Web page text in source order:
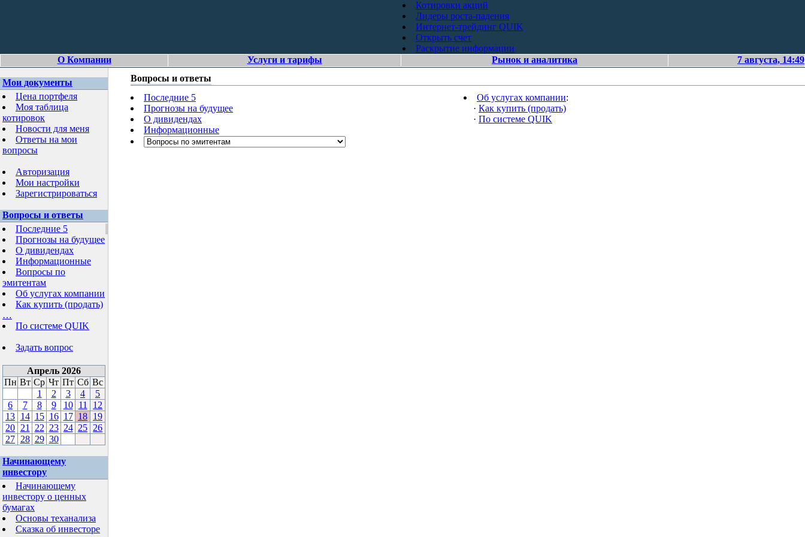
Котировки акций
Лидеры роста-падения
Интернет-трейдинг QUIK
Открыть счет
Раскрытие информации
О Компании
Услуги и тарифы Рынок и аналитика 7 августа, 14:49
Мои документы
Цена портфеля
Моя таблица
котировок
Новости для меня
Ответы на мои
вопросы
Авторизация
Мои настройки
Зарегистрироваться
Вопросы и ответы
Последние 5
Прогнозы на будущее
О дивидендах
Информационные
Вопросы по
эмитентам
Об услугах компании
Как купить (продать)
…
По системе QUIK
Задать вопрос
Апрель 2026
Пн Вт Ср Чт Пт Сб Вс
1
2 3 4
5
6
7 8 9 10 11
12
13 14 15 16 17 18 19
20 21 22 23 24 25 26
27 28 29 30
Начинающему
инвестору
Начинающему
инвестору о ценных
бумагах
Основы теханализа
Сказка об инвесторе
Вопросы и ответы
Последние 5
Прогнозы на будущее
О дивидендах
Информационные
Об услугах компании:
· Как купить (продать)
· По системе QUIK